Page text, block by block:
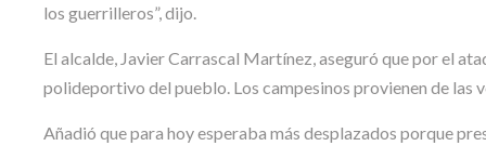
los guerrilleros”, dijo.
El alcalde, Javier Carrascal Martínez, aseguró que por el
polideportivo del pueblo. Los campesinos provienen de las
Añadió que para hoy esperaba más desplazados porque